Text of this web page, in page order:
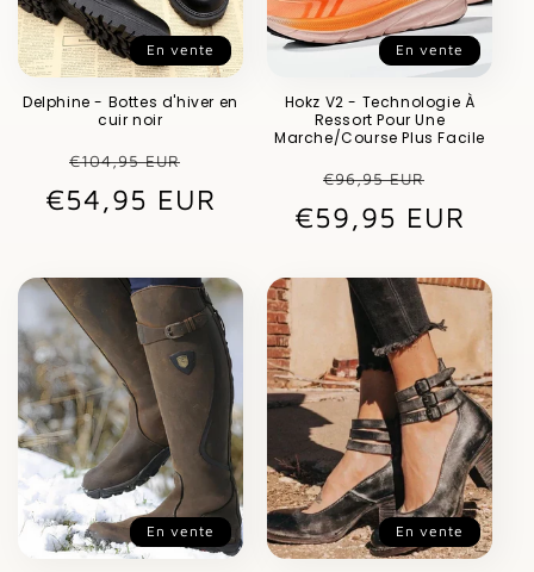
En vente
Delphine - Bottes d'hiver en
cuir noir
Prix
habituel
€104,95 EUR
promotionnel
€54,95 EUR
En vente
Hokz V2 - Technologie À
Ressort Pour Une
Marche/Course Plus Facile
Prix
habituel
€96,95 EUR
€59,95 EUR
En vente En vente